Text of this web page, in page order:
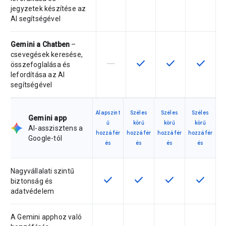
jegyzetek készítése az
AI segítségével
Gemini a Chatben –
csevegések keresése,
összefoglalása és
lefordítása az AI
segítségével
Ez a termékváltozat nem
horizontal_rule Ez a funkció az adott
check Ez a funkció az
check Ez a
check
Gemini app
AI-asszisztens a
Google-tól
Alapszint
ű
hozzáfér
és
Széles
körű
hozzáfér
és
Széles
körű
hozzáfér
és
Széles
körű
hozzáfér
és
Nagyvállalati szintű
biztonság és
adatvédelem
Ez a funkció az adott
check Ez a funkció az adott
check Ez a funkció az
check Ez a
check
A Gemini apphoz való